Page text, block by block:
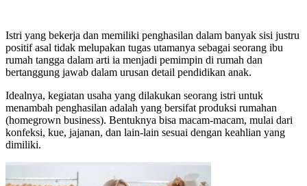
Istri yang bekerja dan memiliki penghasilan dalam banyak sisi justru
positif asal tidak melupakan tugas utamanya sebagai seorang ibu
rumah tangga dalam arti ia menjadi pemimpin di rumah dan
bertanggung jawab dalam urusan detail pendidikan anak.
Idealnya, kegiatan usaha yang dilakukan seorang istri untuk
menambah penghasilan adalah yang bersifat produksi rumahan
(homegrown business). Bentuknya bisa macam-macam, mulai dari
konfeksi, kue, jajanan, dan lain-lain sesuai dengan keahlian yang
dimiliki.